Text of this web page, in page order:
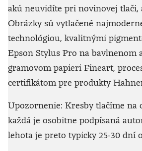
akú neuvidíte pri novinovej tlači,
Obrázky sú vytlačené
technológiou, kvalitnými
Epson Stylus Pro na bavlnenom
gramovom papieri Fineart,
certifikátom pre produkty
Upozornenie: Kresby tlačíme na
každá je osobitne podpísaná
lehota je preto typicky 25-30 dní